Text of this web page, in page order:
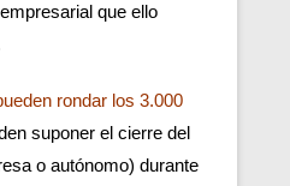
que ello
rondar los 3.000
suponer el cierre del
o autónomo) durante